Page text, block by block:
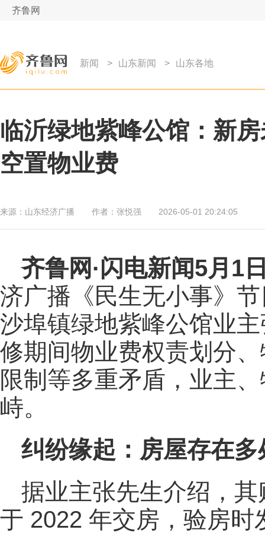
齐鲁网
新闻 > 山东新闻 > 山东各地
临沂绿地紫峰公馆：新
空置物业费
来源： 山东经济广播 作者： 张悦强 2026-05-01 20:24:05
齐鲁网 ·闪电新闻5月1
济广播《民生无小事》
沙埠镇绿地紫峰公馆业
修期间物业费权责划分
限制等多重矛盾，业主
峙。
纠纷缘起：房屋存在
据业主张先生介绍，
于 2022 年交房，验房